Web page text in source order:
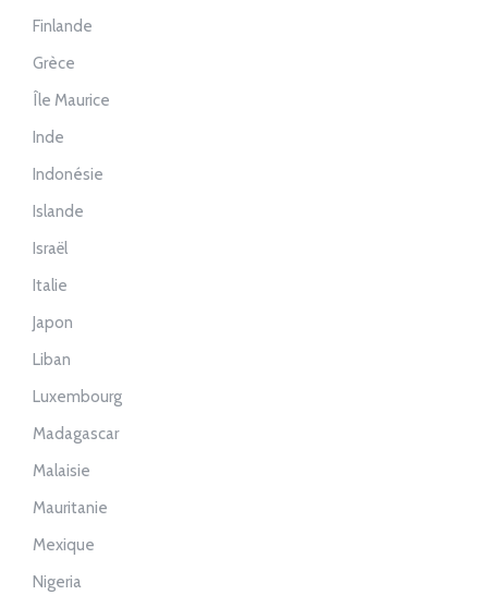
Finlande
Grèce
Île Maurice
Inde
Indonésie
Islande
Israël
Italie
Japon
Liban
Luxembourg
Madagascar
Malaisie
Mauritanie
Mexique
Nigeria